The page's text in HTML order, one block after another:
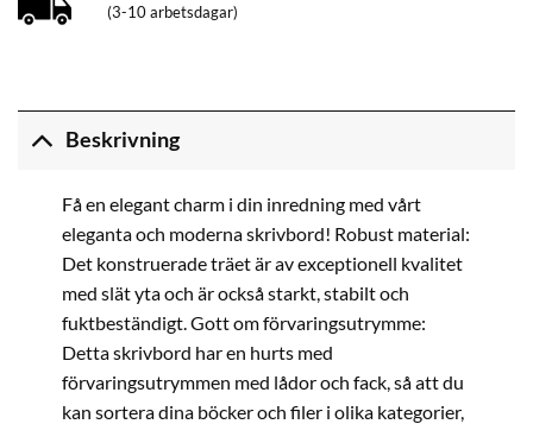
(3-10 arbetsdagar)
Beskrivning
Få en elegant charm i din inredning med vårt
eleganta och moderna skrivbord! Robust material:
Det konstruerade träet är av exceptionell kvalitet
med slät yta och är också starkt, stabilt och
fuktbeständigt. Gott om förvaringsutrymme:
Detta skrivbord har en hurts med
förvaringsutrymmen med lådor och fack, så att du
kan sortera dina böcker och filer i olika kategorier,